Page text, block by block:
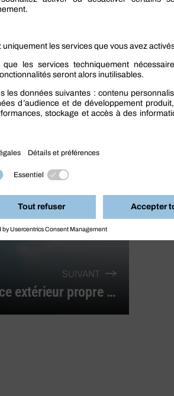
SUIVANT
Garder un espace extérieur propre facilement grâce au balai de cantonnier !